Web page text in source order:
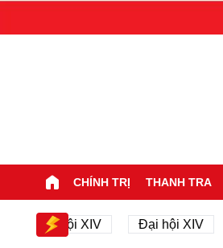
CHÍNH TRỊ THANH TRA
Đại hội XIV Đại hội XIV